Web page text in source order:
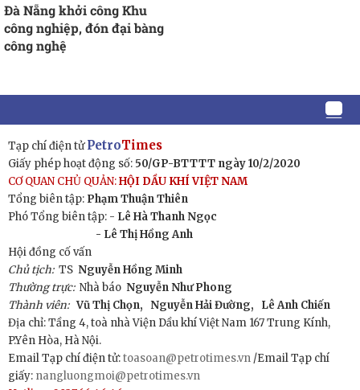
Đà Nẵng khởi công Khu
công nghiệp, đón đại bàng
công nghệ
Tạp chí điện tửPetroTimes
Giấy phép hoạt động số: 50/GP-BTTTT ngày 10/2/2020
CƠ QUAN CHỦ QUẢN:HỘI DẦU KHÍ VIỆT NAM
Tổng biên tập: Phạm Thuận Thiên
Phó Tổng biên tập: - Lê Hà Thanh Ngọc
- Lê Thị Hồng Anh
Hội đồng cố vấn
Chủ tịch:TS Nguyễn Hồng Minh
Thường trực: Nhà báo Nguyễn Như Phong
Thành viên: Vũ Thị Chọn, Nguyễn Hải Đường,
Lê Anh Chiến
Địa chỉ: Tầng 4, toà nhà Viện Dầu khí Việt Nam 167 Trung Kính,
P.Yên Hòa, Hà Nội.
Email Tạp chí điện tử:toasoan@petrotimes.vn /Email Tạp chí
giấy: nangluongmoi@petrotimes.vn